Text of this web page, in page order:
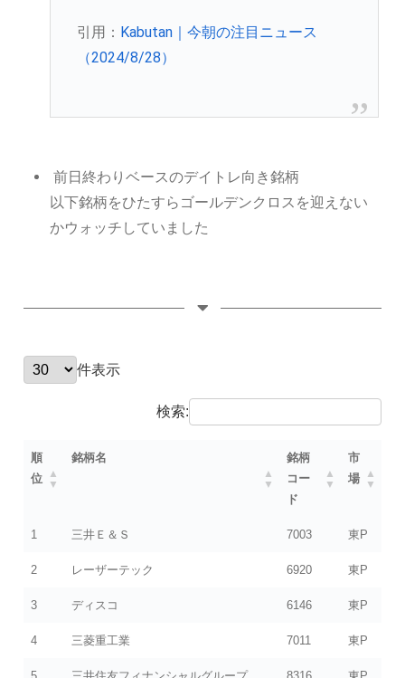
引用： Kabutan｜今朝の注目ニュース
（2024/8/28）
前日終わりベースのデイトレ向き銘柄
以下銘柄をひたすらゴールデンクロスを迎えない
かウォッチしていました
件表示
検索:
順
位
銘柄名
銘柄
コー
ド
市
場
1 三井Ｅ＆Ｓ 7003 東P
2 レーザーテック 6920 東P
3 ディスコ 6146 東P
4 三菱重工業 7011 東P